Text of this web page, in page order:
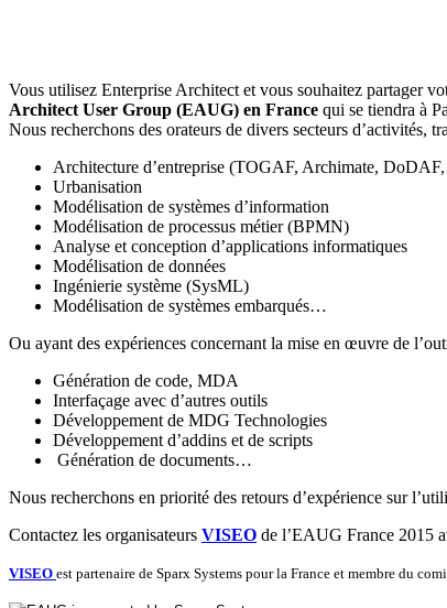
Vous utilisez Enterprise Architect et vous souhaitez partager
Architect User Group (EAUG) en France qui se tiendra à
Nous recherchons des orateurs de divers secteurs d’activités,
Architecture d’entreprise (TOGAF, Archimate,
Urbanisation
Modélisation de systèmes d’information
Modélisation de processus métier (BPMN)
Analyse et conception d’applications informatiques
Modélisation de données
Ingénierie système (SysML)
Modélisation de systèmes embarqués…
Ou ayant des expériences concernant la mise en œuvre de
Génération de code, MDA
Interfaçage avec d’autres outils
Développement de MDG Technologies
Développement d’addins et de scripts
Génération de documents…
Nous recherchons en priorité des retours d’expérience sur
Contactez les organisateurs VISEO de l’EAUG France 2015
VISEO est partenaire de Sparx Systems pour la France et membre du